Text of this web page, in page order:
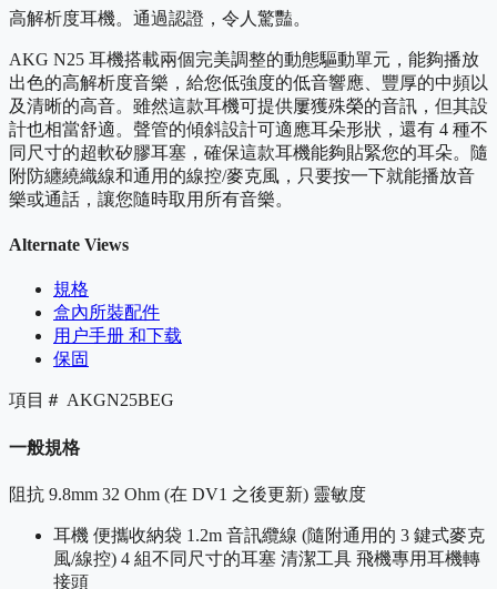
高解析度耳機。通過認證，令人驚豔。
AKG N25 耳機搭載兩個完美調整的動態驅動單元，能夠播放
出色的高解析度音樂，給您低強度的低音響應、豐厚的中頻以
及清晰的高音。雖然這款耳機可提供屢獲殊榮的音訊，但其設
計也相當舒適。聲管的傾斜設計可適應耳朵形狀，還有 4 種不
同尺寸的超軟矽膠耳塞，確保這款耳機能夠貼緊您的耳朵。隨
附防纏繞織線和通用的線控/麥克風，只要按一下就能播放音
樂或通話，讓您隨時取用所有音樂。
Alternate Views
規格
盒內所裝配件
用户手册 和下载
保固
項目＃ AKGN25BEG
一般規格
阻抗 9.8mm 32 Ohm (在 DV1 之後更新) 靈敏度
耳機 便攜收納袋 1.2m 音訊纜線 (隨附通用的 3 鍵式麥克
風/線控) 4 組不同尺寸的耳塞 清潔工具 飛機專用耳機轉
接頭